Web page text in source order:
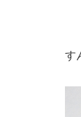
す